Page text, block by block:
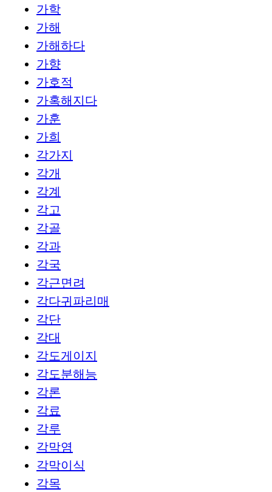
가학
가해
가해하다
가향
가호적
가혹해지다
가훈
가희
각가지
각개
각계
각고
각골
각과
각국
각근면려
각다귀파리매
각단
각대
각도게이지
각도분해능
각론
각료
각루
각막염
각막이식
각목